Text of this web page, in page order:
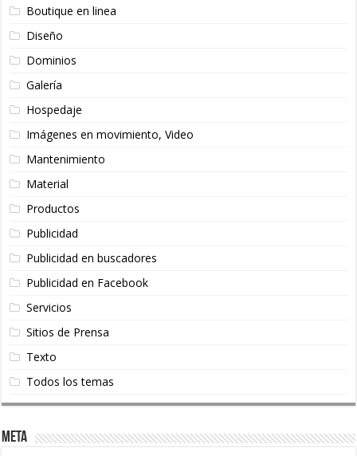
Boutique en linea
Diseño
Dominios
Galería
Hospedaje
Imágenes en movimiento, Video
Mantenimiento
Material
Productos
Publicidad
Publicidad en buscadores
Publicidad en Facebook
Servicios
Sitios de Prensa
Texto
Todos los temas
Meta